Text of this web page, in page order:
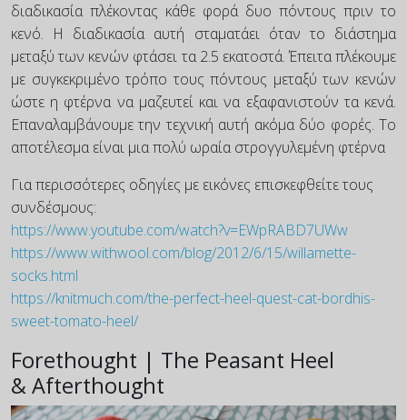
διαδικασία πλέκοντας κάθε φορά δυο πόντους πριν το
κενό. Η διαδικασία αυτή σταματάει όταν το διάστημα
μεταξύ των κενών φτάσει τα 2.5 εκατοστά. Έπειτα πλέκουμε
με συγκεκριμένο τρόπο τους πόντους μεταξύ των κενών
ώστε η φτέρνα να μαζευτεί και να εξαφανιστούν τα κενά.
Επαναλαμβάνουμε την τεχνική αυτή ακόμα δύο φορές. Το
αποτέλεσμα είναι μια πολύ ωραία στρογγυλεμένη φτέρνα
Για περισσότερες οδηγίες με εικόνες επισκεφθείτε τους
συνδέσμους:
https://www.youtube.com/watch?v=EWpRABD7UWw
https://www.withwool.com/blog/2012/6/15/willamette-
socks.html
https://knitmuch.com/the-perfect-heel-quest-cat-bordhis-
sweet-tomato-heel/
Forethought | The Peasant Heel
& Afterthought